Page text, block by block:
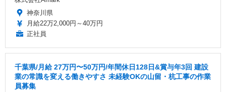
神奈川県
月給22万2,000円～40万円
正社員
千葉県/月給 27万円〜50万円/年間休日128日&賞与年3回 建設
業の常識を変える働きやすさ 未経験OKの山留・杭工事の作業
員募集